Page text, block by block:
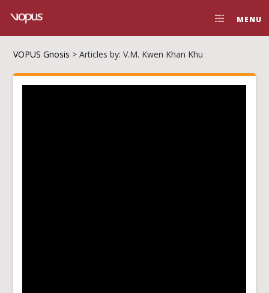
MENU
VOPUS Gnosis >Articles by: V.M. Kwen Khan Khu